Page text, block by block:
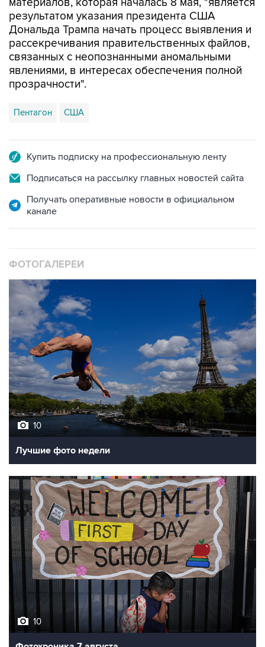
результатом указания президента США
Дональда Трампа начать процесс выявления и
рассекречивания правительственных файлов,
связанных с неопознанными аномальными
явлениями, в интересах обеспечения полной
прозрачности".
Пентагон США
Купить подписку на профессиональную ленту
Подписаться на рассылку главных новостей сайта
Получать оперативные новости в официальном
канале
ФОТОГАЛЕРЕИ
10
Лучшие фото недели
10